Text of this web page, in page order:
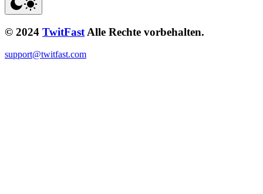
© 2024 TwitFast Alle Rechte vorbehalten.
support@twitfast.com